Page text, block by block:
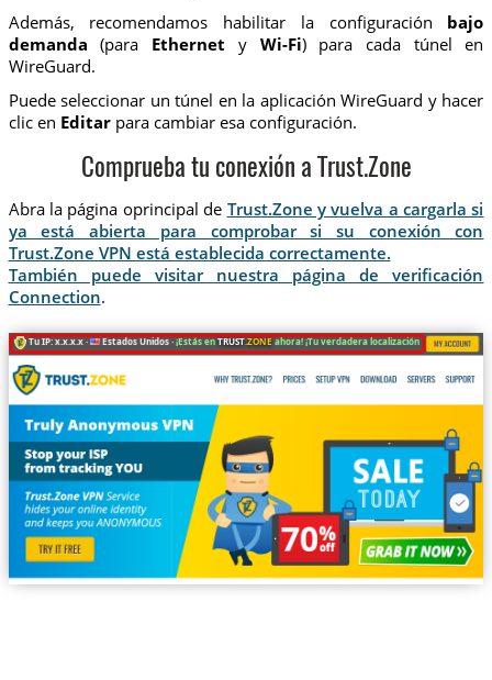
Además, recomendamos habilitar la configuración bajo
demanda (para Ethernet y Wi-Fi) para cada túnel en
WireGuard.
Puede seleccionar un túnel en la aplicación WireGuard y hacer
clic en Editarpara cambiar esa configuración.
Comprueba tu conexión a Trust.Zone
Abra la página oprincipal de Trust.Zone y vuelva a cargarla si
ya está abierta para comprobar si su conexión con
Trust.Zone VPN está establecida correctamente.
También puede visitar nuestra página de verificación
Connection.
Tu IP: x.x.x.x · Estados Unidos ·¡Estás enTRUST.ZONEahora! ¡Tu verdadera localización está oculta!